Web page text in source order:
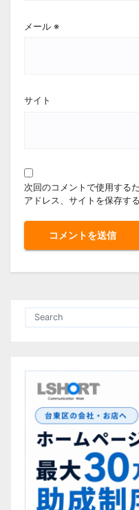
メール ※
サイト
次回のコメントで使用する
アドレス、サイトを保存する